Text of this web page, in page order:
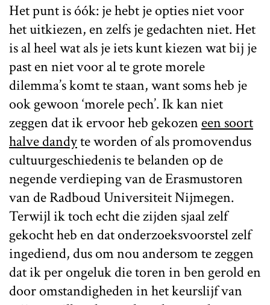
Het punt is óók: je hebt je opties niet voor
het uitkiezen, en zelfs je gedachten niet. Het
is al heel wat als je iets kunt kiezen wat bij je
past en niet voor al te grote morele
dilemma’s komt te staan, want soms heb je
ook gewoon ‘morele pech’. Ik kan niet
zeggen dat ik ervoor heb gekozeneen soort
halve dandyte worden of als promovendus
cultuurgeschiedenis te belanden op de
negende verdieping van de Erasmustoren
van de Radboud Universiteit Nijmegen.
Terwijl ik toch echt die zijden sjaal zelf
gekocht heb en dat onderzoeksvoorstel zelf
ingediend, dus om nou andersom te zeggen
dat ik per ongeluk die toren in ben gerold en
door omstandigheden in het keurslijf van